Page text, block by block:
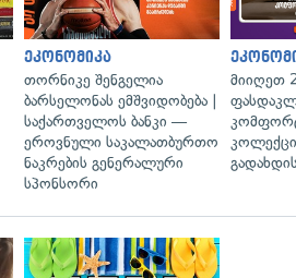
ეკონომიკა
თორნიკე შენგელია
ბარსელონას ემშვიდობება |
საქართველოს ბანკი —
ეროვნული საკალათბურთო
ნაკრების გენერალური
სპონსორი
მიიღეთ